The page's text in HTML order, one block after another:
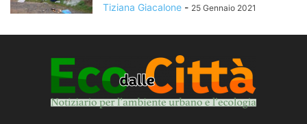
Tiziana Giacalone - 25 Gennaio 2021